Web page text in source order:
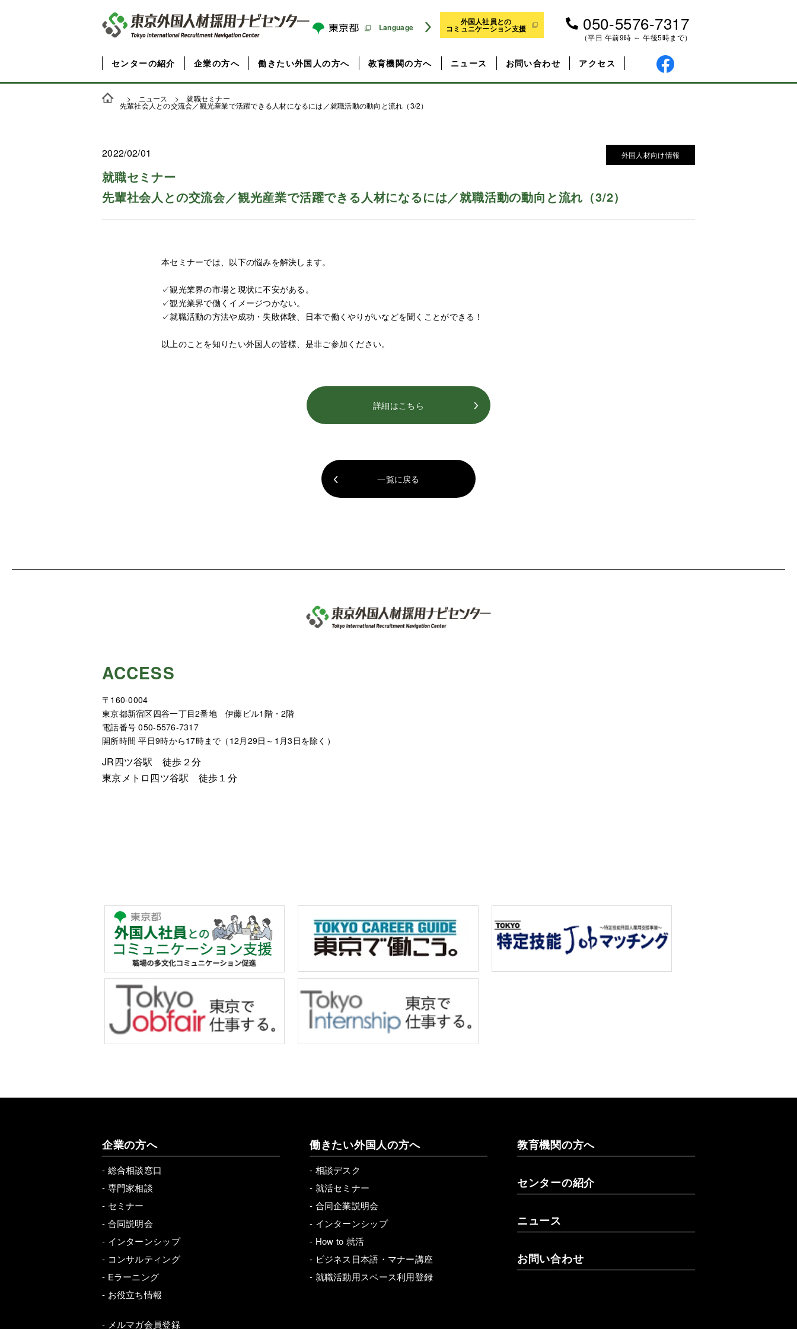
Language
外国人社員との
コミュニケーション支援 050-5576-7317
（平日 午前9時 ～ 午後5時まで）
センターの紹介 企業の方へ 働きたい外国人の方へ 教育機関の方へ ニュース お問い合わせ アクセス
> ニュース > 就職セミナー
先輩社会人との交流会／観光産業で活躍できる人材になるには／就職活動の動向と流れ（3/2）
外国人材向け情報
2022/02/01
就職セミナー
先輩社会人との交流会／観光産業で活躍できる人材になるには／就職活動の動向と流れ（3/2）
本セミナーでは、以下の悩みを解決します。
✓観光業界の市場と現状に不安がある。
✓観光業界で働くイメージつかない。
✓就職活動の方法や成功・失敗体験、日本で働くやりがいなどを聞くことができる！
以上のことを知りたい外国人の皆様、是非ご参加ください。
詳細はこちら
一覧に戻る
ACCESS
〒160-0004
東京都新宿区四谷一丁目2番地 伊藤ビル1階・2階
電話番号 050-5576-7317
開所時間 平日9時から17時まで（12月29日～1月3日を除く）
JR四ツ谷駅 徒歩２分
東京メトロ四ツ谷駅 徒歩１分
企業の方へ
- 総合相談窓口
- 専門家相談
- セミナー
- 合同説明会
- インターンシップ
- コンサルティング
- Eラーニング
- お役立ち情報
- メルマガ会員登録
働きたい外国人の方へ
- 相談デスク
- 就活セミナー
- 合同企業説明会
- インターンシップ
- How to 就活
- ビジネス日本語・マナー講座
- 就職活動用スペース利用登録
教育機関の方へ
センターの紹介
ニュース
お問い合わせ